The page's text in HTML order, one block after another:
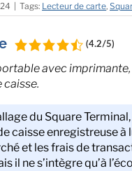
Tags: Lecteur de carte,
(4.2/5)
avec
caisse.
du Square Terminal,
caisse enregistreuse à
et les frais de
il ne s’intègre qu’à